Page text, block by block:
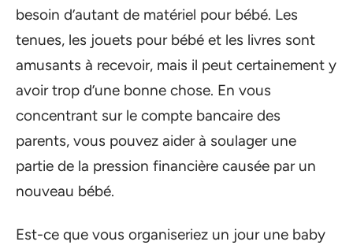
besoin d’autant de matériel pour bébé. Les
tenues, les jouets pour bébé et les livres sont
amusants à recevoir, mais il peut certainement y
avoir trop d’une bonne chose. En vous
concentrant sur le compte bancaire des
parents, vous pouvez aider à soulager une
partie de la pression financière causée par un
nouveau bébé.
Est-ce que vous organiseriez un jour une baby